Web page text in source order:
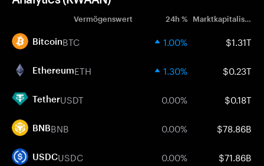
Vermögenswert 24h % Marktkapitalisierung
BitcoinBTC 1.00% $1.31T
EthereumETH 1.30% $0.23T
TetherUSDT 0.00% $0.18T
BNBBNB 0.00% $78.86B
USDCUSDC 0.00% $71.86B